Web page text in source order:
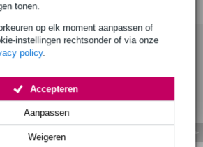
tonen.
op elk moment aanpassen of
instellingen rechtsonder of via onze
policy.
Weigeren
Aanpassen
Accepteren